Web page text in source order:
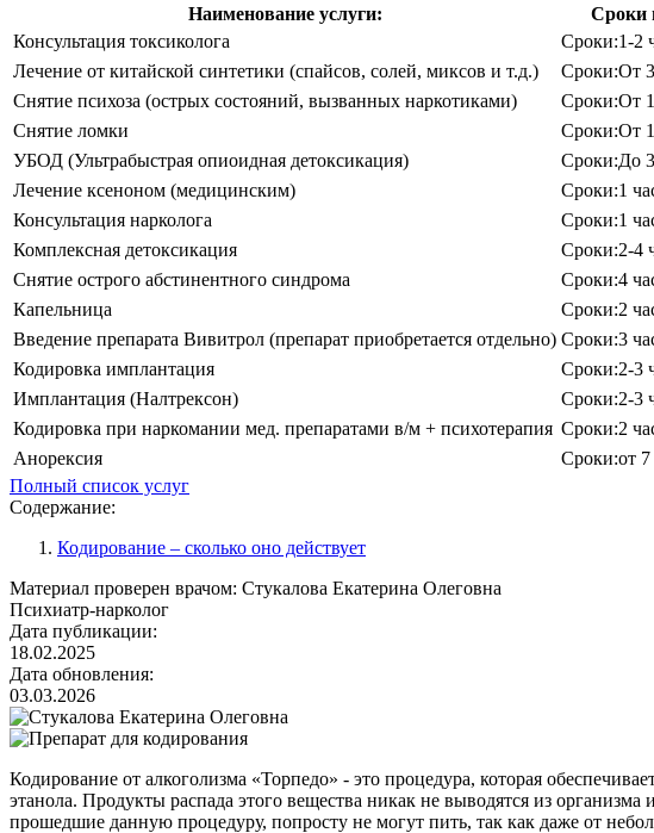
Наименование услуги:
Сроки
Консультация токсиколога
Сроки:1-2
Лечение от китайской синтетики (спайсов, солей, миксов и т.д.) Сроки:От
Снятие психоза (острых состояний, вызванных наркотиками) Сроки:От
Снятие ломки Сроки:От
УБОД (Ультрабыстрая опиоидная детоксикация) Сроки:До
Лечение ксеноном (медицинским) Сроки:1
Консультация нарколога Сроки:1
Комплексная детоксикация Сроки:2-4
Снятие острого абстинентного синдрома Сроки:4
Капельница Сроки:2
Введение препарата Вивитрол (препарат приобретается отдельно) Сроки:3
Кодировка имплантация Сроки:2-3
Имплантация (Налтрексон) Сроки:2-3
Кодировка при наркомании мед. препаратами в/м + психотерапия Сроки:2
Анорексия Сроки:от 7
Полный список услуг
Содержание:
Кодирование – сколько оно действует
Материал проверен врачом: Стукалова Екатерина Олеговна
Психиатр-нарколог
Дата публикации:
18.02.2025
Дата обновления:
03.03.2026
Кодирование от алкоголизма «Торпедо» - это процедура, которая
этанола. Продукты распада этого вещества никак не выводятся из
прошедшие данную процедуру, попросту не могут пить, так как даже от